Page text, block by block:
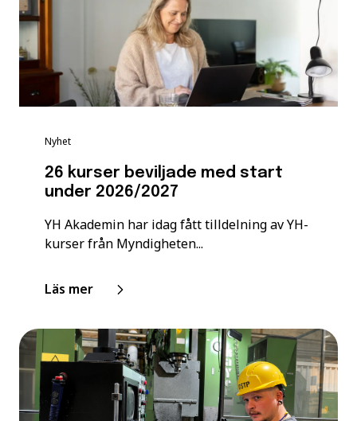
Nyhet
26 kurser beviljade med start
under 2026/2027
YH Akademin har idag fått tilldelning av YH-
kurser från Myndigheten...
Läs mer